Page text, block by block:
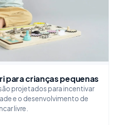
para crianças pequenas
projetados para incentivar
e o desenvolvimento de
livre.